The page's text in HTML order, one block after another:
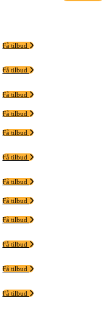
Få tilbud
Få tilbud
Få tilbud
Få tilbud
Få tilbud
Få tilbud
Få tilbud
Få tilbud
Få tilbud
Få tilbud
Få tilbud
Få tilbud